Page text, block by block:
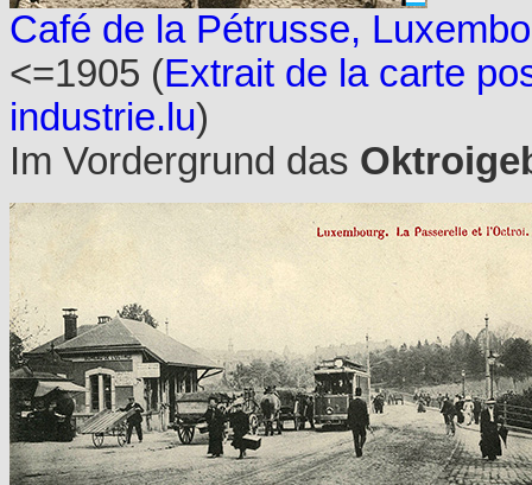
Café de la Pétrusse,
<=1905 (Extrait de la carte
industrie.lu)
Im Vordergrund das